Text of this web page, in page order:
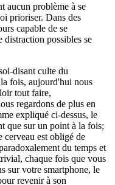
aucun problème à se
prioriser. Dans des
capable de se
distraction possibles se
disant culte du
fois, aujourd'hui nous
tout faire,
regardons de plus en
expliqué ci-dessus, le
que sur un point à la fois;
cerveau est obligé de
du temps et
chaque fois que vous
sur votre smartphone, le
revenir à son